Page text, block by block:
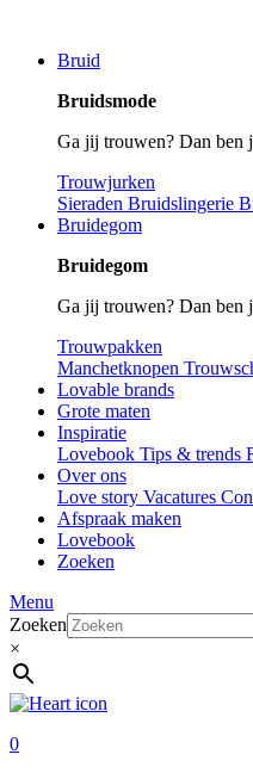
Bruid
Bruidsmode
Ga jij trouwen? Dan ben
Trouwjurken
Sieraden Bruidslingerie
Bruidegom
Bruidegom
Ga jij trouwen? Dan ben
Trouwpakken
Manchetknopen
Lovable brands
Grote maten
Inspiratie
Lovebook Tips & trends
Over ons
Love story Vacatures
Afspraak maken
Lovebook
Zoeken
Menu
Zoeken
×
0